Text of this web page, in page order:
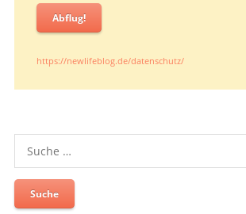
Abflug!
https://newlifeblog.de/datenschutz/
nach: